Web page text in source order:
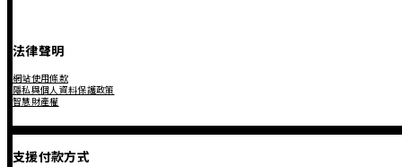
法律聲明
網站使用條款
隱私與個人資料保護政策
智慧財產權
支援付款方式